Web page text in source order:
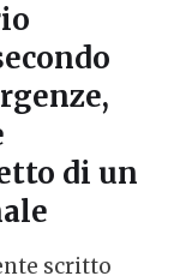
di un
scritto